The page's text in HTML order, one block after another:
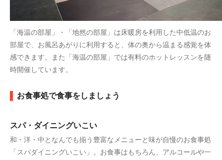
「海温の部屋」・「地然の部屋」は床暖房を利用した中低温のお
部屋で、お風呂あがりに利用すると、体の奥から温まる感覚を体
感できます。また「海温の部屋」では有料のホットレッスンを随
時開催しています。
お食事処で食事をしましょう
スパ・ダイニングいこい
和・洋・中となんでも揃う豊富なメニューと味が自慢のお食事処
「スパダイニングいこい」。お食事はもちろん、アルコールや一